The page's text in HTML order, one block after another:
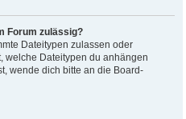
Forum zulässig?
Dateitypen zulassen oder
welche Dateitypen du anhängen
wende dich bitte an die Board-